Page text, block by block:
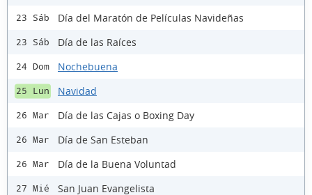
23 Sáb Día del Maratón de Películas Navideñas
23 Sáb Día de las Raíces
24 Dom Nochebuena
25 Lun Navidad
26 Mar Día de las Cajas o Boxing Day
26 Mar Día de San Esteban
26 Mar Día de la Buena Voluntad
27 Mié San Juan Evangelista